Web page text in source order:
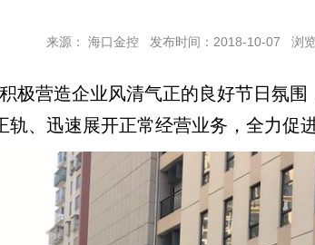
来源： 海口金控 发布时间：2018-10-07 浏
营造企业风清气正的良好节日氛围
、迅速展开正常经营业务，全力促